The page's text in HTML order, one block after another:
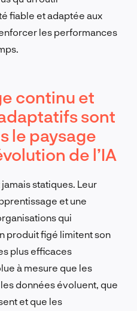
fiable et adaptée aux
les performances
continu et
sont
le paysage
de l’IA
jamais statiques. Leur
et une
qui
produit figé limitent son
plus efficaces
à mesure que les
données évoluent, que
et que les